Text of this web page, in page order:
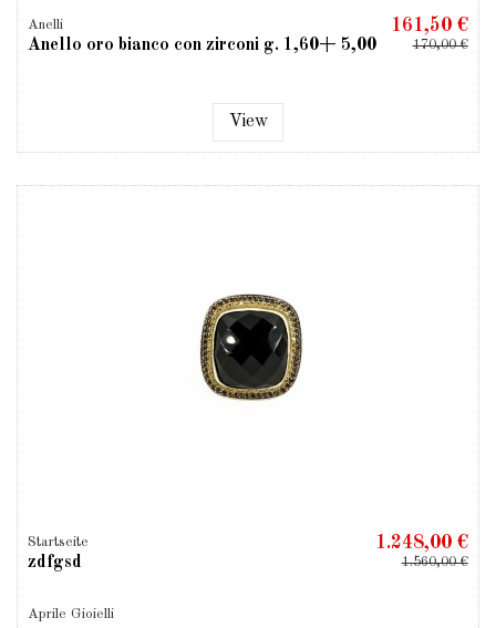
Anelli
Anello oro bianco con zirconi g. 1,60+ 5,00
161,50 €
170,00 €
View
Startseite
zdfgsd
Aprile Gioielli
1.248,00 €
1.560,00 €